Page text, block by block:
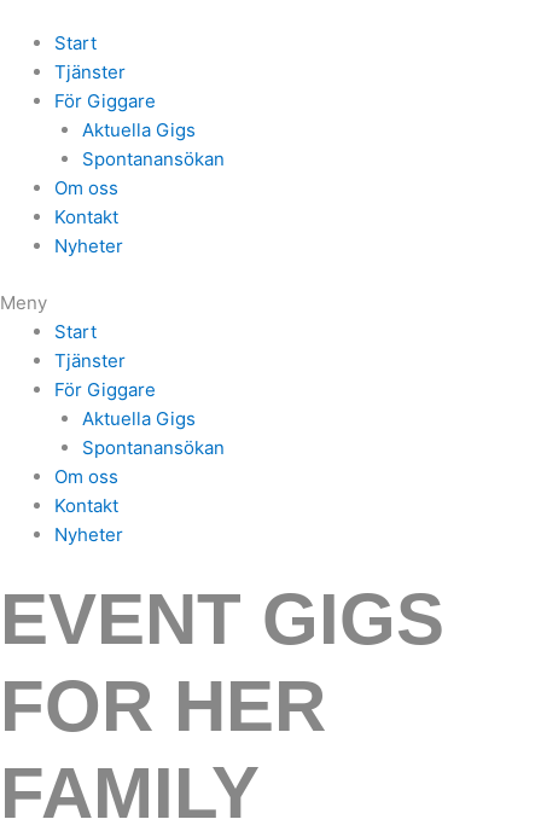
Start
Tjänster
För Giggare
Aktuella Gigs
Spontanansökan
Om oss
Kontakt
Nyheter
Meny
Start
Tjänster
För Giggare
Aktuella Gigs
Spontanansökan
Om oss
Kontakt
Nyheter
EVENT GIGS
FOR HER
FAMILY